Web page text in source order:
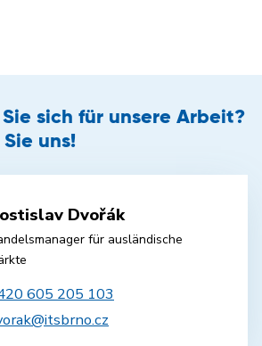
Sie sich für unsere Arbeit?
uns!
Dvořák
für ausländische
605 205 103